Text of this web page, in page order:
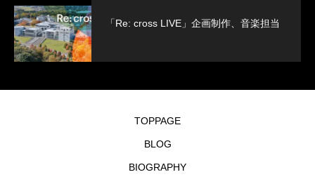
「Re: cross LIVE」企画制作、音楽担当
TOPPAGE
BLOG
BIOGRAPHY